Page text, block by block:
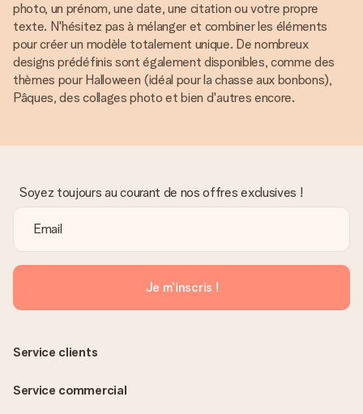
photo, un prénom, une date, une citation ou votre propre
texte. N'hésitez pas à mélanger et combiner les éléments
pour créer un modèle totalement unique. De nombreux
designs prédéfinis sont également disponibles, comme des
thèmes pour Halloween (idéal pour la chasse aux bonbons),
Pâques, des collages photo et bien d'autres encore.
Soyez toujours au courant de nos offres exclusives !
Je m'inscris !
Service clients
Service commercial